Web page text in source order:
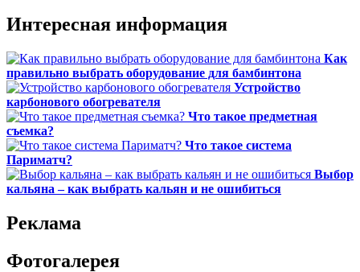
Интересная информация
Как
правильно выбрать оборудование для бамбинтона
Устройство
карбонового обогревателя
Что такое предметная
съемка?
Что такое система
Париматч?
Выбор
кальяна – как выбрать кальян и не ошибиться
Реклама
Фотогалерея